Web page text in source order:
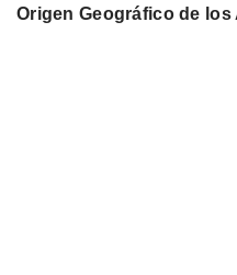
Origen Geográfico de